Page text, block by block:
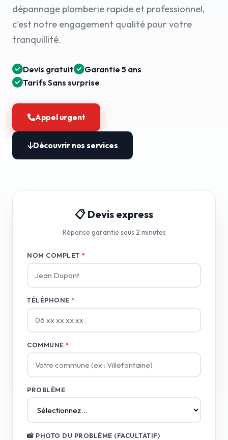
dépannage plomberie rapide et professionnel,
c'est notre engagement qualité pour votre
tranquillité.
Devis gratuit
Garantie 5 ans
Tarifs Sans surprise
Appel urgent
Découvrir nos services
📋 Devis express
Réponse garantie sous 2 minutes
NOM COMPLET *
TÉLÉPHONE *
COMMUNE *
PROBLÈME
📸 PHOTO DU PROBLÈME (FACULTATIF)